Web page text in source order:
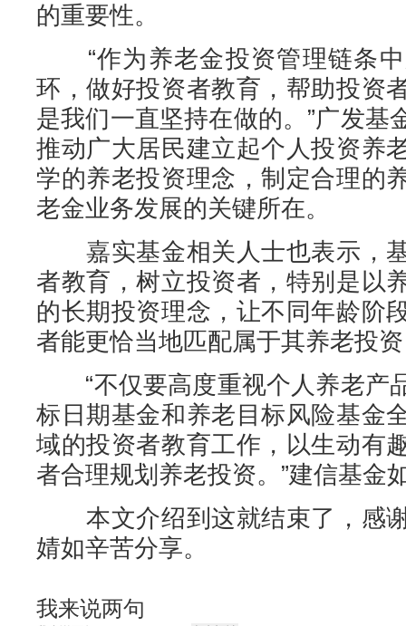
的重要性。
“作为养老金投资管理链条中
环，做好投资者教育，帮助投资
是我们一直坚持在做的。”广发基
推动广大居民建立起个人投资养
学的养老投资理念，制定合理的
老金业务发展的关键所在。
嘉实基金相关人士也表示，
者教育，树立投资者，特别是以
的长期投资理念，让不同年龄阶
者能更恰当地匹配属于其养老投
“不仅要高度重视个人养老产
标日期基金和养老目标风险基金
域的投资者教育工作，以生动有
者合理规划养老投资。”建信基金
本文介绍到这就结束了，感
婧如辛苦分享。
我来说两句